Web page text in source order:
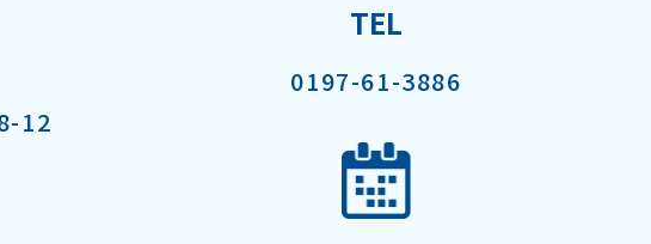
12
TEL
0197-61-3886